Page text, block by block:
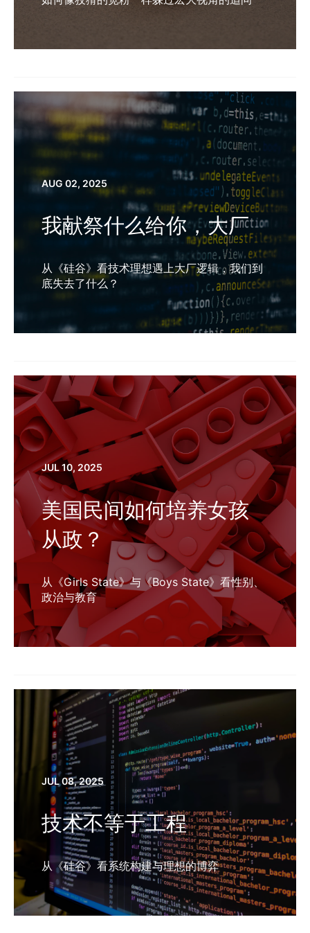
AUG 02, 2025
我献祭什么给你，大厂
从《硅谷》看技术理想遇上大厂逻辑，我们到
底失去了什么？
JUL 10, 2025
美国民间如何培养女孩
从政？
从《Girls State》与《Boys State》看性别、
政治与教育
JUL 08, 2025
技术不等于工程
从《硅谷》看系统构建与理想的博弈